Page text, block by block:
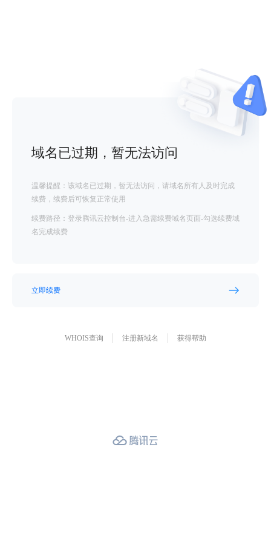
域名已过期，暂无法访问
温馨提醒：该域名已过期，暂无法访问，请域名所有人及时完成
续费，续费后可恢复正常使用
续费路径：登录腾讯云控制台-进入急需续费域名页面-勾选续费域
名完成续费
立即续费
WHOIS查询 注册新域名 获得帮助